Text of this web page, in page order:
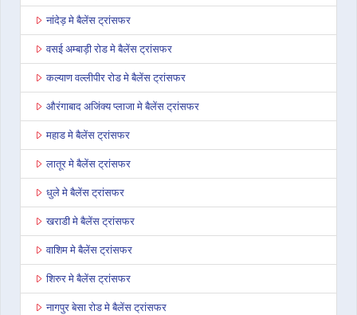
नांदेड़ मे बैलेंस ट्रांसफर
वसई अम्बाड़ी रोड मे बैलेंस ट्रांसफर
कल्याण वल्लीपीर रोड मे बैलेंस ट्रांसफर
औरंगाबाद अजिंक्य प्लाजा मे बैलेंस ट्रांसफर
महाड मे बैलेंस ट्रांसफर
लातूर मे बैलेंस ट्रांसफर
धुले मे बैलेंस ट्रांसफर
खराडी मे बैलेंस ट्रांसफर
वाशिम मे बैलेंस ट्रांसफर
शिरुर मे बैलेंस ट्रांसफर
नागपुर बेसा रोड मे बैलेंस ट्रांसफर